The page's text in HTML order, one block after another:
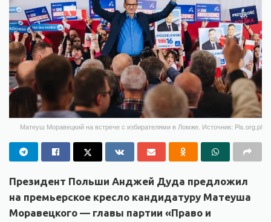
Матеуш Моравецкий на встрече с избирателями в Ломже. Источник: Pis.org.pl
Президент Польши Анджей Дуда предложил
на премьерское кресло кандидатуру Матеуша
Моравецкого — главы партии «Право и